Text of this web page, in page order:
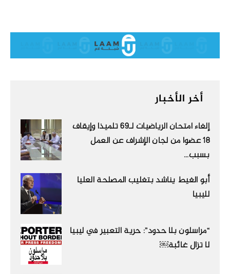
أخر الأخبار
إلغاء امتحان الرياضيات لـ69 تلميذا وإيقاف
18 عضوا من لجان الإشراف عن العمل
بسبب...
أبو الغيط يناشد بتغليب المصلحة العليا
لليبيا
“مراسلون بلا حدود”: حرية التعبير في ليبيا
لا تزال غائبة￼